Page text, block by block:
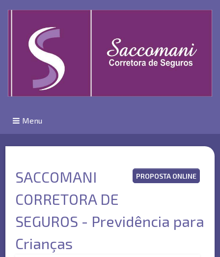
Menu
PROPOSTA ONLINE
SACCOMANI
CORRETORA DE
SEGUROS - Previdência para
Crianças